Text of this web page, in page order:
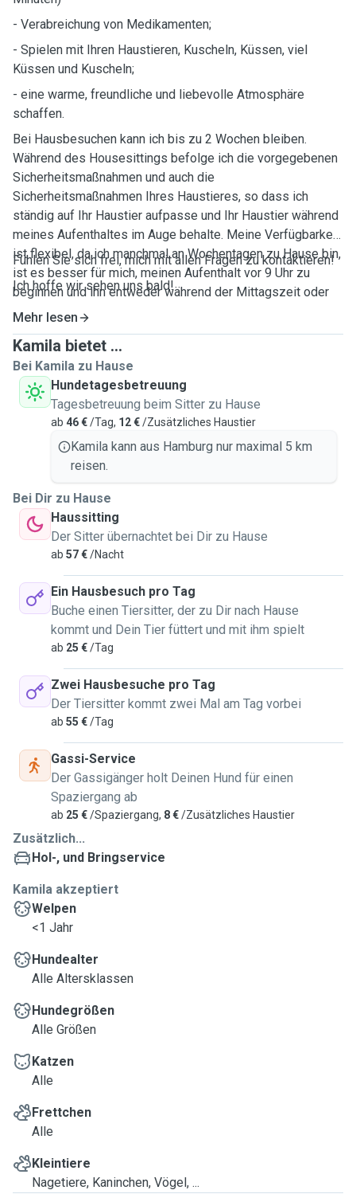
- Verabreichung von Medikamenten;
- Spielen mit Ihren Haustieren, Kuscheln, Küssen, viel
Küssen und Kuscheln;
- eine warme, freundliche und liebevolle Atmosphäre
schaffen.
Bei Hausbesuchen kann ich bis zu 2 Wochen bleiben.
Während des Housesittings befolge ich die vorgegebenen
Sicherheitsmaßnahmen und auch die
Sicherheitsmaßnahmen Ihres Haustieres, so dass ich
ständig auf Ihr Haustier aufpasse und Ihr Haustier während
meines Aufenthaltes im Auge behalte. Meine Verfügbarkeit
ist flexibel, da ich manchmal an Wochentagen zu Hause bin,
ist es besser für mich, meinen Aufenthalt vor 9 Uhr zu
beginnen und ihn entweder während der Mittagszeit oder
am Abend zu beenden.
Fühlen Sie sich frei, mich mit allen Fragen zu kontaktieren!
Ich hoffe wir sehen uns bald!
Mehr lesen
Kamila bietet ...
Bei Kamila zu Hause
Hundetagesbetreuung
Tagesbetreuung beim Sitter zu Hause
ab 46 €/Tag, 12 €/Zusätzliches Haustier
Kamila kann aus Hamburg nur maximal 5 km
reisen.
Bei Dir zu Hause
Haussitting
Der Sitter übernachtet bei Dir zu Hause
ab 57 €/Nacht
Ein Hausbesuch pro Tag
Buche einen Tiersitter, der zu Dir nach Hause
kommt und Dein Tier füttert und mit ihm spielt
ab 25 €/Tag
Zwei Hausbesuche pro Tag
Der Tiersitter kommt zwei Mal am Tag vorbei
ab 55 €/Tag
Gassi-Service
Der Gassigänger holt Deinen Hund für einen
Spaziergang ab
ab 25 €/Spaziergang, 8 €/Zusätzliches Haustier
Zusätzlich...
Hol-, und Bringservice
Kamila akzeptiert
Welpen
<1 Jahr
Hundealter
Alle Altersklassen
Hundegrößen
Alle Größen
Katzen
Alle
Frettchen
Alle
Kleintiere
Nagetiere, Kaninchen, Vögel, ...